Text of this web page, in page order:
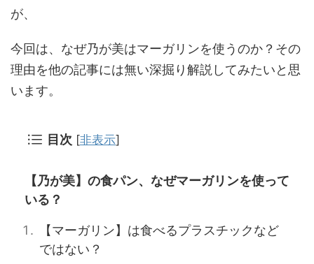
が、
今回は、なぜ乃が美はマーガリンを使うのか？その
理由を他の記事には無い深掘り解説してみたいと思
います。
目次 [非表示]
【乃が美】の食パン、なぜマーガリンを使って
いる？
【マーガリン】は食べるプラスチックなど
ではない？